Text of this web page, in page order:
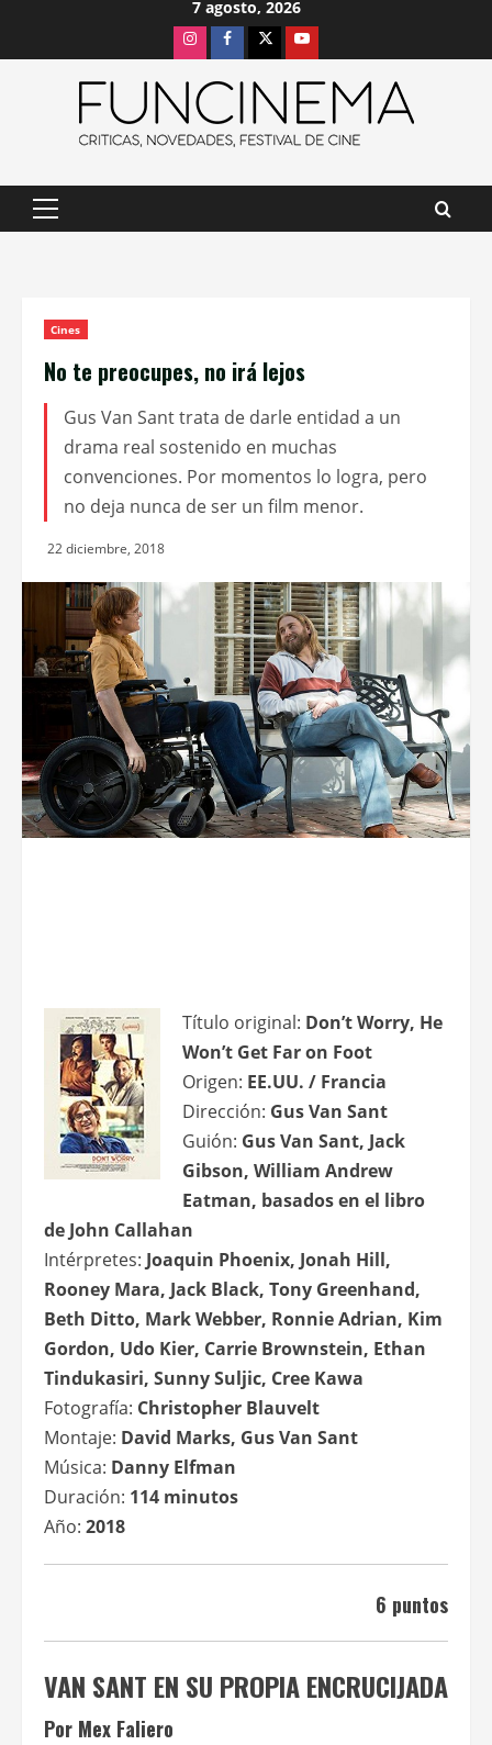
7 agosto, 2026
InstagramFacebook
X Youtube
Menú
Cines
No te preocupes, no irá lejos
Gus Van Sant trata de darle entidad a un
drama real sostenido en muchas
convenciones. Por momentos lo logra, pero
no deja nunca de ser un film menor.
22 diciembre, 2018
Título original: Don’t Worry, He
Won’t Get Far on Foot
Origen: EE.UU. / Francia
Dirección: Gus Van Sant
Guión: Gus Van Sant, Jack
Gibson, William Andrew
Eatman, basados en el libro
de John Callahan
Intérpretes: Joaquin Phoenix, Jonah Hill,
Rooney Mara, Jack Black, Tony Greenhand,
Beth Ditto, Mark Webber, Ronnie Adrian, Kim
Gordon, Udo Kier, Carrie Brownstein, Ethan
Tindukasiri, Sunny Suljic, Cree Kawa
Fotografía: Christopher Blauvelt
Montaje: David Marks, Gus Van Sant
Música: Danny Elfman
Duración: 114 minutos
Año: 2018
6 puntos
VAN SANT EN SU PROPIA ENCRUCIJADA
Por Mex Faliero